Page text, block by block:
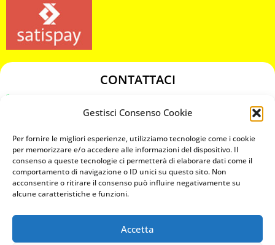
Gestisci Consenso Cookie
Per fornire le migliori esperienze, utilizziamo tecnologie come i cookie
per memorizzare e/o accedere alle informazioni del dispositivo. Il
consenso a queste tecnologie ci permetterà di elaborare dati come il
comportamento di navigazione o ID unici su questo sito. Non
acconsentire o ritirare il consenso può influire negativamente su
alcune caratteristiche e funzioni.
Accetta
CONTATTACI
chiavicodificate@gmail.com
Privacy Policy
Cookie Policy
MAPS